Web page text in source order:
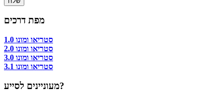
מפת דרכים
סטריאו ומונו 1.0
סטריאו ומונו 2.0
סטריאו ומונו 3.0
סטריאו ומונו 3.1
מעוניינים לסייע?